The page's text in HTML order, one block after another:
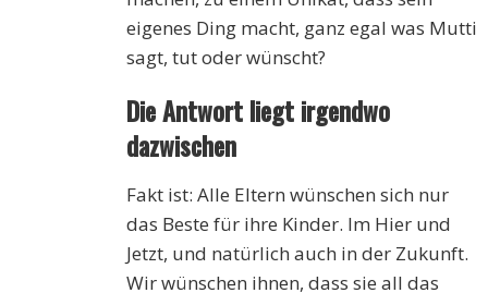
eigenes Ding macht, ganz egal was Mutti
sagt, tut oder wünscht?
Die Antwort liegt irgendwo
dazwischen
Fakt ist: Alle Eltern wünschen sich nur
das Beste für ihre Kinder. Im Hier und
Jetzt, und natürlich auch in der Zukunft.
Wir wünschen ihnen, dass sie all das